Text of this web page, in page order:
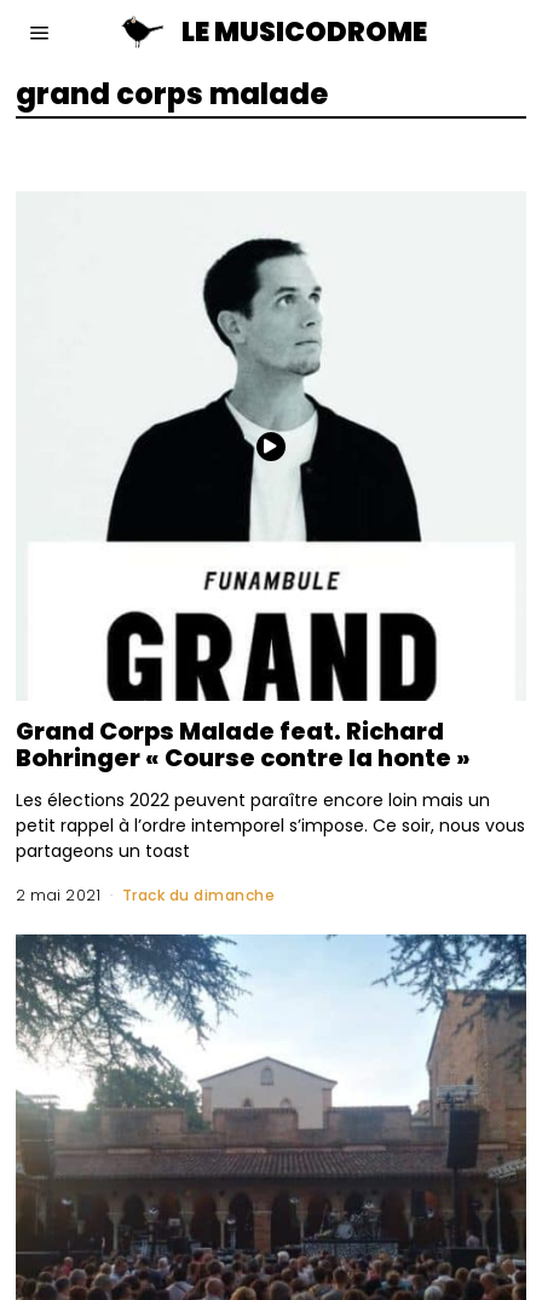
LE MUSICODROME
grand corps malade
Grand Corps Malade feat. Richard
Bohringer « Course contre la honte »
Les élections 2022 peuvent paraître encore loin mais un
petit rappel à l’ordre intemporel s’impose. Ce soir, nous vous
partageons un toast
2 mai 2021 Track du dimanche